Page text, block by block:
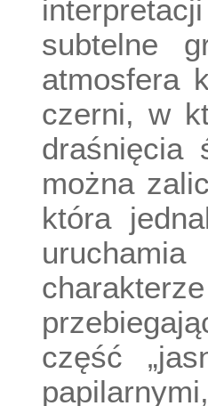
subtelne
atmosfera
czerni, w
draśnięcia
można
która
część